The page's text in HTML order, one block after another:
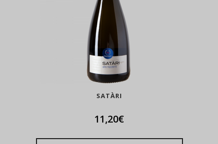
SATÀRI
11,20€